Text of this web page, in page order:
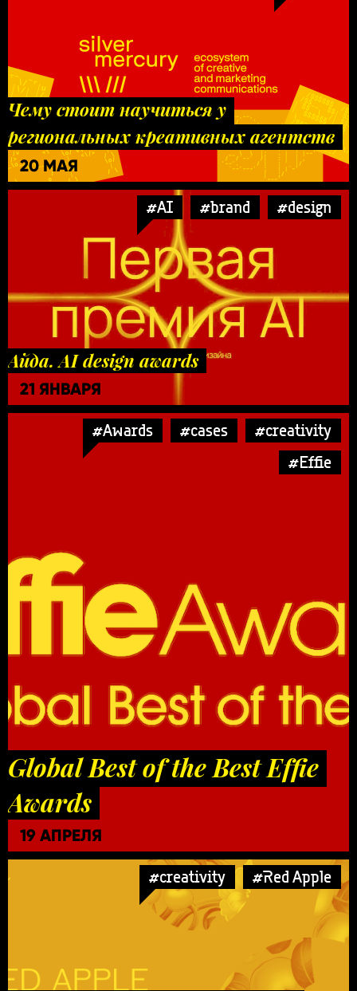
Чему стоит научиться у
региональных креативных агентств
20 МАЯ
#AI #brand #design
Айда. AI design awards
21 ЯНВАРЯ
#Awards #cases
#creativity
#Effie
Global Best of the Best Effie
Awards
19 АПРЕЛЯ
#creativity #Red Apple